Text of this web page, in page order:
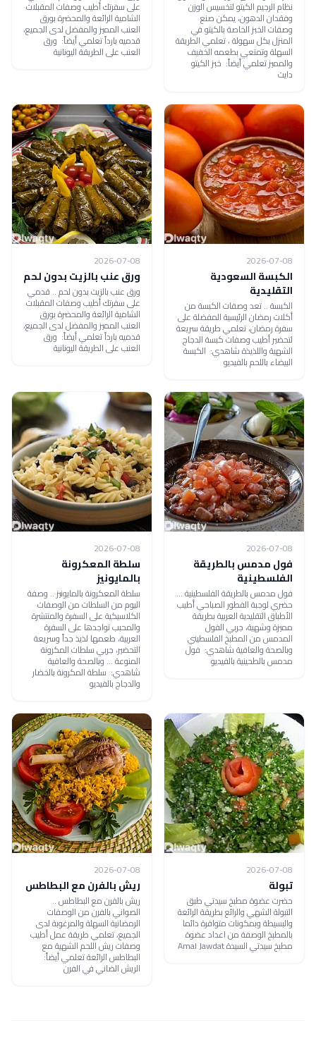
نظام الرجيم الكيتو لتخسيس الوزن
وفقدان الدهون، يمكن صنع
وصفات الخبز الخاصة بالكيتو في
المنزل بكل سهولة ، تعلمي الطريقة
السهلة وتمتعي بطعمه الخفيف
والمميز تعلمي أيضاً: خبز الكيتو
دايت
على سفرتك أطيب وصفات المقبلات
الشامية الرائعة والمحضرة بورق
العنب المميز والمفضل لدى الجميع،
قدميه بارداً تعلمي أيضاً: ورق
العنب على الطريقة اليونانية
2026-07-08
الكبسة السعودية
التقليدية
الكبسة .. تعد وصفات الكبسة من
أكلات رمضان الرئيسية المفضلة على
سفرة رمضان، تعلمي طريقة سريعة
لتحضير أطيب وصفات كبسة الدجاج
الشهية واللذيذة شاهدي: الكبسة
البيضاء باللحم بالفيديو
2026-07-08
ورق عنب بالزيت بدون لحم
ورق عنب بالزيت بدون لحم .. قدمي
على سفرتك أطيب وصفات المقبلات
الشامية الرائعة والمحضرة بورق
العنب المميز والمفضل لدى الجميع،
قدميه بارداً تعلمي أيضاً: ورق
العنب على الطريقة اليونانية
2026-07-08
فول مدمس بالطريقة
الفلسطينية
فول مدمس بالطريقة الفلسطينية ...
حضري لوجبة الفطور الصباحي أطيب
الأطباق التقليدية العربية بطريقة
مميزة وشهية، جربي الفول
المدمس من المطبخ الفلسطيني
وبالصحة والعافية شاهدي: فول
مدمس بالطحينية بالفيديو
2026-07-08
سلطة المعكرونة
بالمايونيز
سلطة المعكرونة بالمايونيز .. وصفة
اليوم من السلطات من الوصفات
الكلاسيكية على السفرة والمنتشرة
والمحبب تواجدها على السفرة
العربية، طعمها لذيذ جداً وسريعة
التحضير، جربي سلطات المكرونة
المنوعة ... وبالصحة والعافية
شاهدي: سلطة المكرونة بالخضار
والدجاج بالفيديو
2026-07-08
تبولة
حضرت عضوة مطبخ سيدتي طبق
التبولة الشهي والرائع بطريقة الرائعة
والبسيطة وبمكونات متوافرة دائما
بالمطبخ الوصفة من اعداد عضوة
مطبخ سيدتي السيدة Amal Jawdat
2026-07-08
ريش بالفرن مع البطاطس
ريش بالفرن مع البطاطس ..
الصواني بالفرن من الوصفات
الرمضانية السهلة والمرغوبة لدى
الجميع، تعلمي طريقة عمل أطيب
وصفات ريش اللحم الشهية مع
البطاطس الرائعة تعلمي أيضاً:
الريش الضاني في الفرن